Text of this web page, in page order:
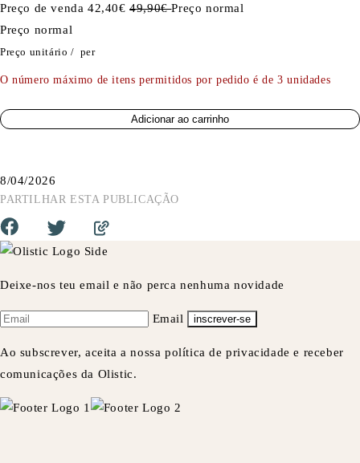
Preço de venda 42,40€49,90€Preço normal
Preço normal
Preço unitário / per
O número máximo de itens permitidos por pedido é de 3 unidades
Adicionar ao carrinho
8/04/2026
PARTILHAR ESTA PUBLICAÇÃO
Deixe-nos teu email e não perca nenhuma novidade
Email inscrever-se
Ao subscrever, aceita a nossa política de privacidade e receber
comunicações da Olistic.